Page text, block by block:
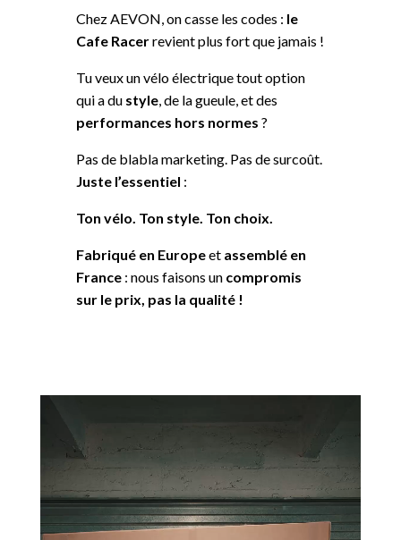
Chez AEVON, on casse les codes : le
Cafe Racerrevient plus fort que jamais !
Tu veux un vélo électrique tout option
qui a du style, de la gueule, et des
performances hors normes ?
Pas de blabla marketing. Pas de surcoût.
Juste l’essentiel :
Ton vélo. Ton style. Ton choix.
Fabriqué en Europeet assemblé en
France: nous faisons un compromis
sur le prix, pas la qualité !